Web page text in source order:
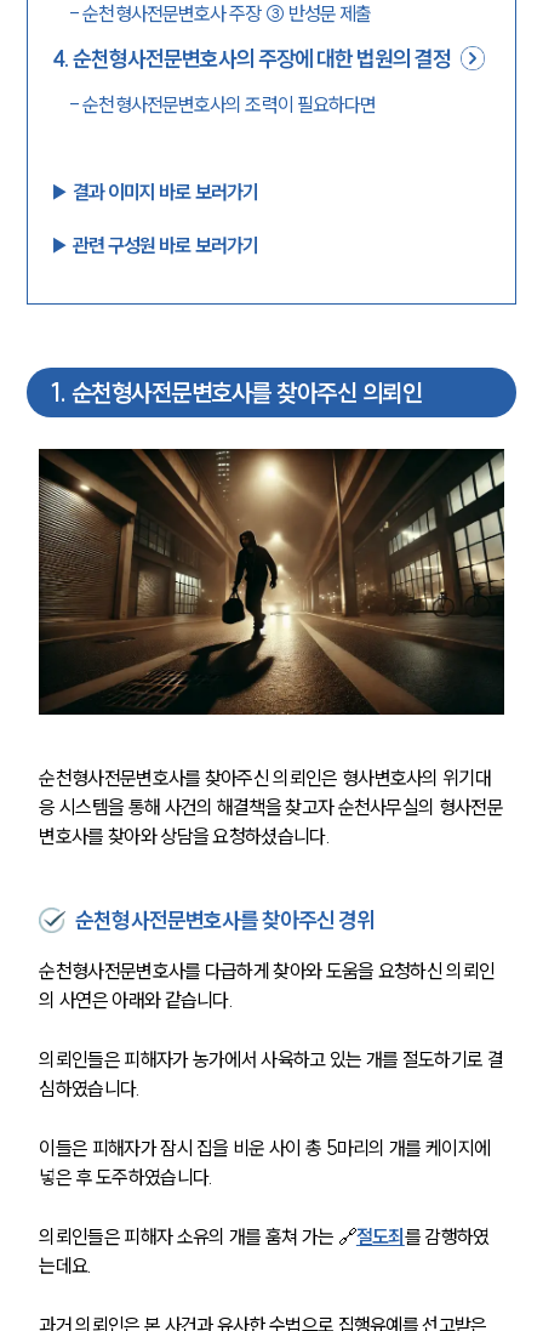
-순천형사전문변호사 주장 ③ 반성문 제출
4.순천형사전문변호사의 주장에 대한 법원의 결정
-순천형사전문변호사의 조력이 필요하다면
▶︎ 결과 이미지 바로 보러가기
▶︎ 관련 구성원 바로 보러가기
1. 순천형사전문변호사를 찾아주신 의뢰인
순천형사전문변호사를 찾아주신 의뢰인은 형사변호사의 위기대
응 시스템을 통해 사건의 해결책을 찾고자 순천사무실의 형사전문
변호사를 찾아와 상담을 요청하셨습니다.
순천형사전문변호사를 찾아주신 경위
순천형사전문변호사를 다급하게 찾아와 도움을 요청하신 의뢰인
의 사연은 아래와 같습니다.
의뢰인들은 피해자가 농가에서 사육하고 있는 개를 절도하기로 결
심하였습니다.
이들은 피해자가 잠시 집을 비운 사이 총 5마리의 개를 케이지에
넣은 후 도주하였습니다.
의뢰인들은 피해자 소유의 개를 훔쳐 가는 🔗절도죄를 감행하였
는데요.
과거 의뢰인은 본 사건과 유사한 수법으로 집행유예를 선고받은